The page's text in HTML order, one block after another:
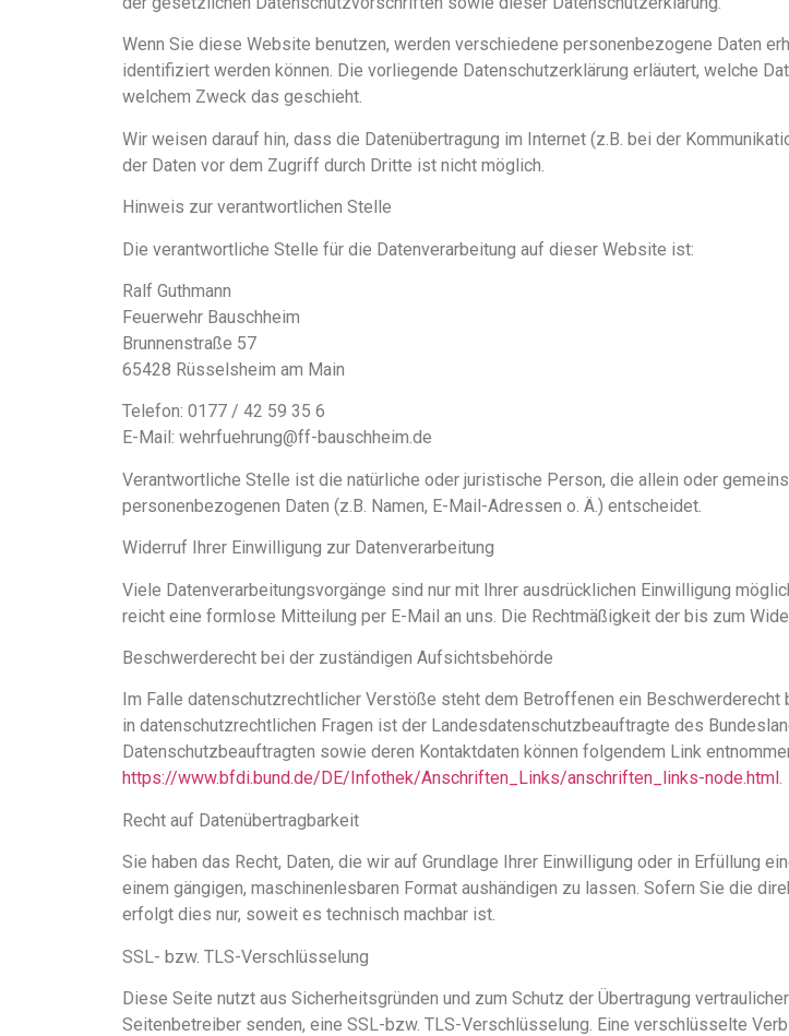
Wenn Sie diese Website benutzen, werden verschiedene personenbezogene Daten
identifiziert werden können. Die vorliegende Datenschutzerklärung erläutert, welche
welchem Zweck das geschieht.
Wir weisen darauf hin, dass die Datenübertragung im Internet (z.B. bei der
der Daten vor dem Zugriff durch Dritte ist nicht möglich.
Hinweis zur verantwortlichen Stelle
Die verantwortliche Stelle für die Datenverarbeitung auf dieser Website ist:
Ralf Guthmann
Feuerwehr Bauschheim
Brunnenstraße 57
65428 Rüsselsheim am Main
Telefon: 0177 / 42 59 35 6
E-Mail: wehrfuehrung@ff-bauschheim.de
Verantwortliche Stelle ist die natürliche oder juristische Person, die allein oder
personenbezogenen Daten (z.B. Namen, E-Mail-Adressen o. Ä.) entscheidet.
Widerruf Ihrer Einwilligung zur Datenverarbeitung
Viele Datenverarbeitungsvorgänge sind nur mit Ihrer ausdrücklichen Einwilligung
reicht eine formlose Mitteilung per E-Mail an uns. Die Rechtmäßigkeit der bis zum
Beschwerderecht bei der zuständigen Aufsichtsbehörde
Im Falle datenschutzrechtlicher Verstöße steht dem Betroffenen ein
in datenschutzrechtlichen Fragen ist der Landesdatenschutzbeauftragte des
Datenschutzbeauftragten sowie deren Kontaktdaten können folgendem Link
https://www.bfdi.bund.de/DE/Infothek/Anschriften_Links/anschriften_links-node.html .
Recht auf Datenübertragbarkeit
Sie haben das Recht, Daten, die wir auf Grundlage Ihrer Einwilligung oder in Erfüllung
einem gängigen, maschinenlesbaren Format aushändigen zu lassen. Sofern Sie die
erfolgt dies nur, soweit es technisch machbar ist.
SSL- bzw. TLS-Verschlüsselung
Diese Seite nutzt aus Sicherheitsgründen und zum Schutz der Übertragung
Seitenbetreiber senden, eine SSL-bzw. TLS-Verschlüsselung. Eine verschlüsselte